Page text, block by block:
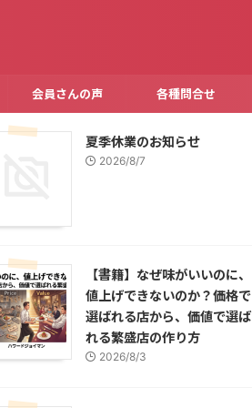
会員さんの声 各種問合せ
夏季休業のお知らせ
2026/8/7
【書籍】なぜ味がいいのに、
値上げできないのか？価格で
選ばれる店から、価値で選ば
れる繁盛店の作り方
2026/8/3